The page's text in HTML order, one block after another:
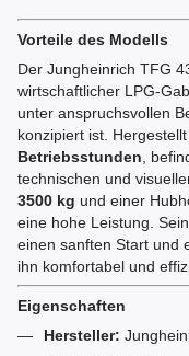
Vorteile des Modells
Der Jungheinrich TFG
wirtschaftlicher LPG-
unter anspruchsvollen
konzipiert ist.
Betriebsstunden ,
technischen und
3500 kg und einer
eine hohe Leistung.
einen sanften Start und
ihn komfortabel und
Eigenschaften
Hersteller: